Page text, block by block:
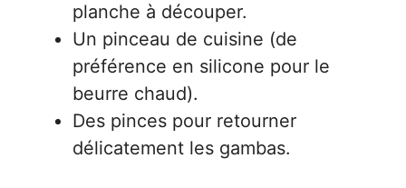
planche à découper.
Un pinceau de cuisine (de
préférence en silicone pour le
beurre chaud).
Des pinces pour retourner
délicatement les gambas.